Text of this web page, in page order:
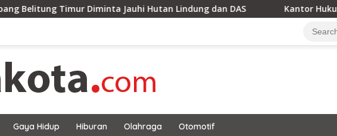
Diminta Jauhi Hutan Lindung dan DAS Kantor Hukum LEXPRO
Gaya Hidup Hiburan Olahraga Otomotif